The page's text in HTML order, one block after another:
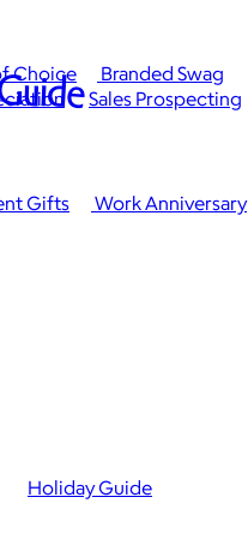
Choice
Branded Swag
Gifts
Work Anniversary
Sales Prospecting
Holiday Guide